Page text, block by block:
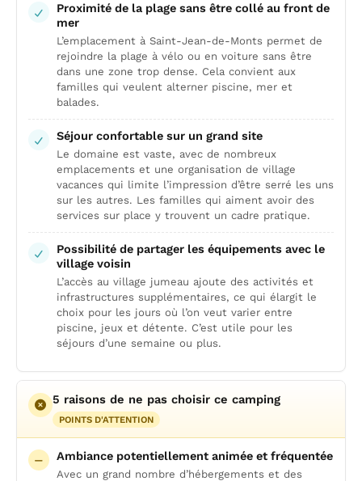
Proximité de la plage sans être collé au front de
mer
L’emplacement à Saint-Jean-de-Monts permet de
rejoindre la plage à vélo ou en voiture sans être
dans une zone trop dense. Cela convient aux
familles qui veulent alterner piscine, mer et
balades.
Séjour confortable sur un grand site
Le domaine est vaste, avec de nombreux
emplacements et une organisation de village
vacances qui limite l’impression d’être serré les uns
sur les autres. Les familles qui aiment avoir des
services sur place y trouvent un cadre pratique.
Possibilité de partager les équipements avec le
village voisin
L’accès au village jumeau ajoute des activités et
infrastructures supplémentaires, ce qui élargit le
choix pour les jours où l’on veut varier entre
piscine, jeux et détente. C’est utile pour les
séjours d’une semaine ou plus.
5 raisons de ne pas choisir ce camping
POINTS D'ATTENTION
Ambiance potentiellement animée et fréquentée
Avec un grand nombre d’hébergements et des